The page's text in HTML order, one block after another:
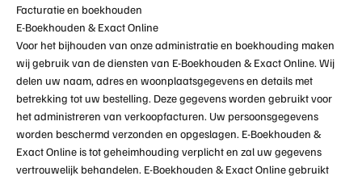
Facturatie en boekhouden
E-Boekhouden & Exact Online
Voor het bijhouden van onze administratie en boekhouding maken
wij gebruik van de diensten van E-Boekhouden & Exact Online. Wij
delen uw naam, adres en woonplaatsgegevens en details met
betrekking tot uw bestelling. Deze gegevens worden gebruikt voor
het administreren van verkoopfacturen. Uw persoonsgegevens
worden beschermd verzonden en opgeslagen. E-Boekhouden &
Exact Online is tot geheimhouding verplicht en zal uw gegevens
vertrouwelijk behandelen. E-Boekhouden & Exact Onlinegebruikt